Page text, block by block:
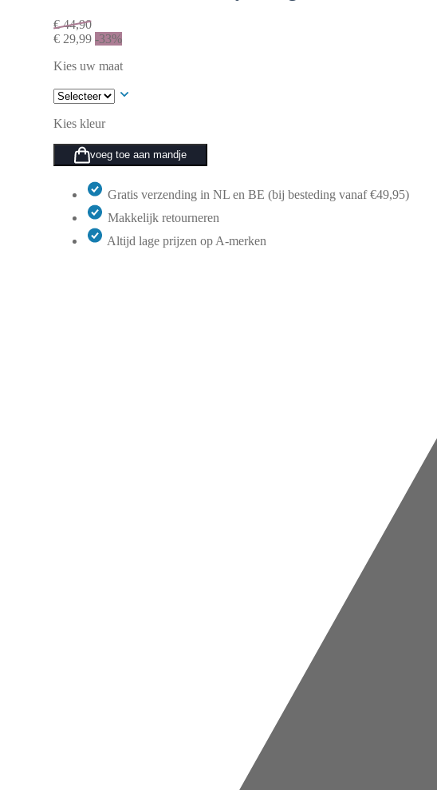
€44,90
€29,99 -33%
Kies uw maat
Kies kleur
voeg toe aan mandje
Gratis verzending in NL en BE (bij besteding vanaf €49,95)
Makkelijk retourneren
Altijd lage prijzen op A-merken